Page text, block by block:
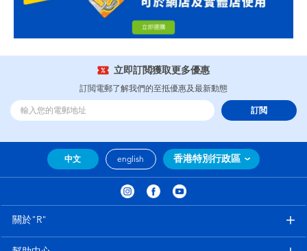
立即訂閲獲取更多優惠
訂閲電郵了解我們的至抵優惠及最新動態
訂閲
中文 english 香港特別行政區
關於"R"